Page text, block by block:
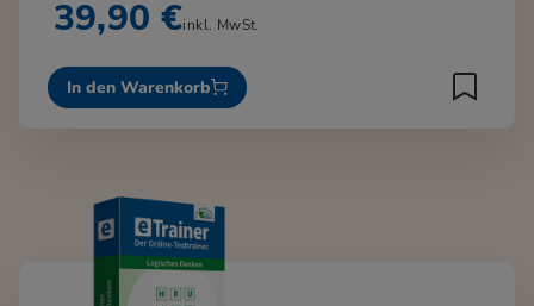
39,90 €inkl. MwSt.
In den Warenkorb